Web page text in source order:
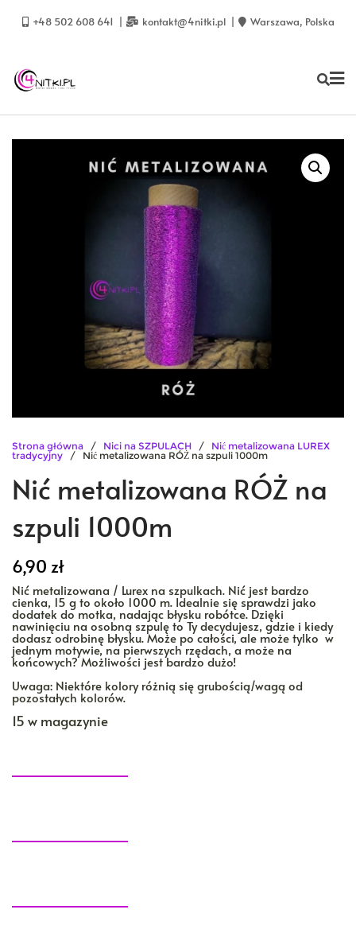
+48 502 608 641 kontakt@4nitki.pl Warszawa, Polska
Strona główna / Nici na SZPULACH / Nić metalizowana LUREX
tradycyjny / Nić metalizowana RÓŻ na szpuli 1000m
Nić metalizowana RÓŻ na
szpuli 1000m
6,90 zł
Nić metalizowana / Lurex na szpulkach. Nić jest bardzo
cienka, 15 g to około 1000 m. Idealnie się sprawdzi jako
dodatek do motka, nadając błysku robótce. Dzięki
nawinięciu na osobną szpulę to Ty decydujesz, gdzie i kiedy
dodasz odrobinę błysku. Może po całości, ale może tylko w
jednym motywie, na pierwszych rzędach, a może na
końcowych? Możliwości jest bardzo dużo!
Uwaga: Niektóre kolory różnią się grubością/wagą od
pozostałych kolorów.
15 w magazynie